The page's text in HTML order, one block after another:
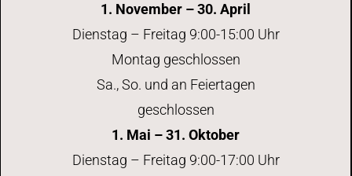
1. November – 30. April
Dienstag – Freitag 9:00-15:00 Uhr
Montag geschlossen
Sa., So. und an Feiertagen
geschlossen
1. Mai – 31. Oktober
Dienstag – Freitag 9:00-17:00 Uhr